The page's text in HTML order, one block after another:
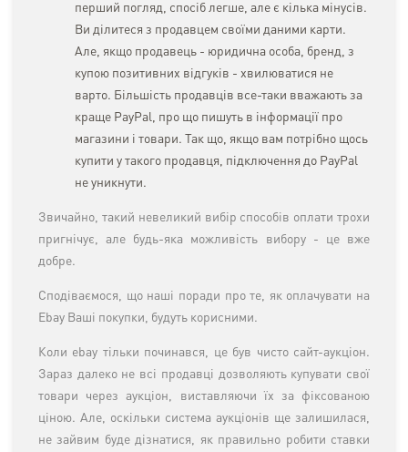
перший погляд, спосіб легше, але є кілька мінусів.
Ви ділитеся з продавцем своїми даними карти.
Але, якщо продавець - юридична особа, бренд, з
купою позитивних відгуків - хвилюватися не
варто. Більшість продавців все-таки вважають за
краще PayPal, про що пишуть в інформації про
магазини і товари. Так що, якщо вам потрібно щось
купити у такого продавця, підключення до PayPal
не уникнути.
Звичайно, такий невеликий вибір способів оплати трохи
пригнічує, але будь-яка можливість вибору - це вже
добре.
Сподіваємося, що наші поради про те, як оплачувати на
Ebay Ваші покупки, будуть корисними.
Коли ebay тільки починався, це був чисто сайт-аукціон.
Зараз далеко не всі продавці дозволяють купувати свої
товари через аукціон, виставляючи їх за фіксованою
ціною. Але, оскільки система аукціонів ще залишилася,
не зайвим буде дізнатися, як правильно робити ставки